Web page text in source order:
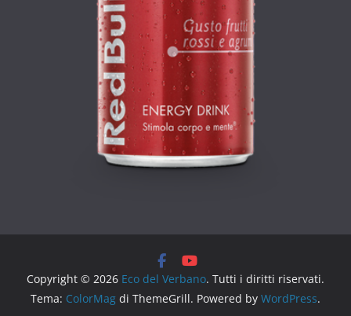
Copyright © 2026 Eco del Verbano. Tutti i diritti riservati.
Tema: ColorMag di ThemeGrill. Powered by WordPress.